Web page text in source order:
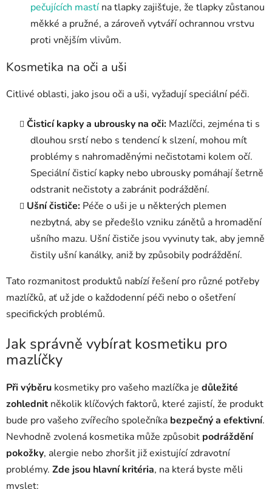
pečujících mastí na tlapky zajišťuje, že tlapky zůstanou
měkké a pružné, a zároveň vytváří ochrannou vrstvu
proti vnějším vlivům.
Kosmetika na oči a uši
Citlivé oblasti, jako jsou oči a uši, vyžadují speciální péči.
Čisticí kapky a ubrousky na oči: Mazlíčci, zejména ti s
dlouhou srstí nebo s tendencí k slzení, mohou mít
problémy s nahromaděnými nečistotami kolem očí.
Speciální čisticí kapky nebo ubrousky pomáhají šetrně
odstranit nečistoty a zabránit podráždění.
Ušní čističe: Péče o uši je u některých plemen
nezbytná, aby se předešlo vzniku zánětů a hromadění
ušního mazu. Ušní čističe jsou vyvinuty tak, aby jemně
čistily ušní kanálky, aniž by způsobily podráždění.
Tato rozmanitost produktů nabízí řešení pro různé potřeby
mazlíčků, ať už jde o každodenní péči nebo o ošetření
specifických problémů.
Jak správně vybírat kosmetiku pro
mazlíčky
Při výběru kosmetiky pro vašeho mazlíčka je důležité
zohlednitněkolik klíčových faktorů, které zajistí, že produkt
bude pro vašeho zvířecího společníka bezpečný a efektivní.
Nevhodně zvolená kosmetika může způsobit podráždění
pokožky, alergie nebo zhoršit již existující zdravotní
problémy. Zde jsou hlavní kritéria, na která byste měli
myslet: